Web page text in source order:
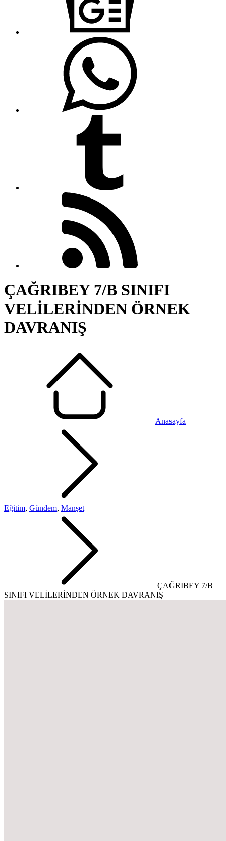
ÇAĞRIBEY 7/B SINIFI
VELİLERİNDEN ÖRNEK
DAVRANIŞ
Anasayfa
Eğitim, Gündem, Manşet
ÇAĞRIBEY 7/B
SINIFI VELİLERİNDEN ÖRNEK DAVRANIŞ